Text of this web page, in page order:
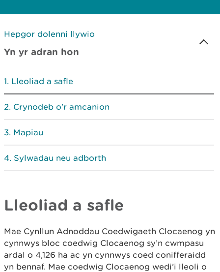
Hepgor dolenni llywio
Yn yr adran hon
Lleoliad a safle
Crynodeb o'r amcanion
Mapiau
Sylwadau neu adborth
Lleoliad a safle
Mae Cynllun Adnoddau Coedwigaeth Clocaenog yn
cynnwys bloc coedwig Clocaenog sy’n cwmpasu
ardal o 4,126 ha ac yn cynnwys coed conifferaidd
yn bennaf. Mae coedwig Clocaenog wedi’i lleoli o